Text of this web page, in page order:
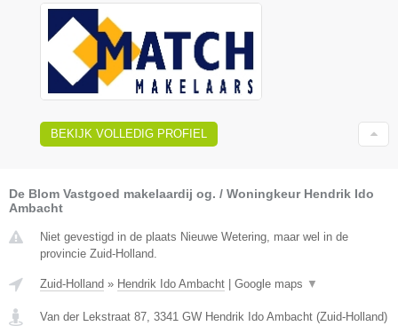
BEKIJK VOLLEDIG PROFIEL
De Blom Vastgoed makelaardij og. / Woningkeur Hendrik Ido
Ambacht
Niet gevestigd in de plaats Nieuwe Wetering, maar wel in de
provincie Zuid-Holland.
Zuid-Holland » Hendrik Ido Ambacht Google maps ▼
Van der Lekstraat 87, 3341 GW Hendrik Ido Ambacht (Zuid-Holland)